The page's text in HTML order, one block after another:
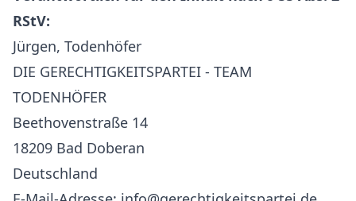
RStV:
Jürgen, Todenhöfer
DIE GERECHTIGKEITSPARTEI - TEAM
TODENHÖFER
Beethovenstraße 14
18209 Bad Doberan
Deutschland